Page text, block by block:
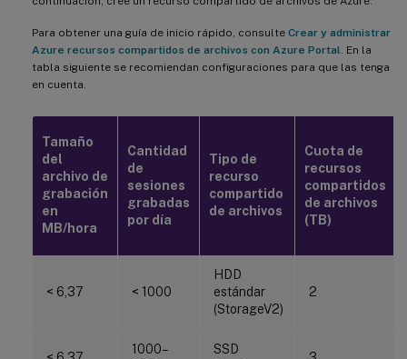
Para obtener una guía de inicio rápido, consulte Crear y administrar
Azure recursos compartidos de archivos con Azure Portal. En la
tabla siguiente se recomiendan configuraciones para que las tenga
en cuenta.
Tamaño
del
archivo de
grabación
en
MB/hora
Cantidad
de
sesiones
grabadas
por día
Tipo de
recurso
compartido
de archivos
Cuota de
recursos
compartidos
de archivos
(TB)
< 6,37 < 1000
HDD
estándar
(StorageV2)
2
1000–
SSD